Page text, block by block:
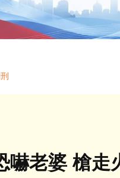
嚇老婆 槍走